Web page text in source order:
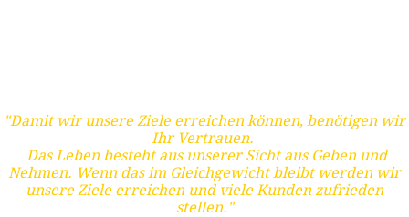
"Damit wir unsere Ziele erreichen können, benötigen wir
Ihr Vertrauen.
Das Leben besteht aus unserer Sicht aus Geben und
Nehmen. Wenn das im Gleichgewicht bleibt werden wir
unsere Ziele erreichen und viele Kunden zufrieden
stellen."